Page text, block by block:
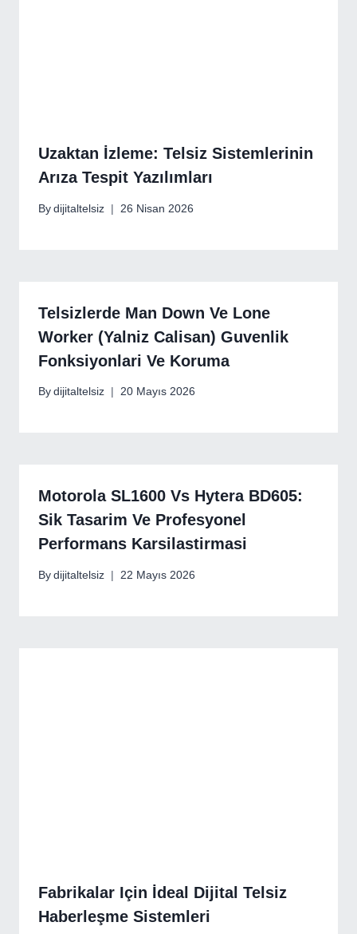
Uzaktan İzleme: Telsiz Sistemlerinin
Arıza Tespit Yazılımları
By dijitaltelsiz 26 Nisan 2026
Telsizlerde Man Down Ve Lone
Worker (Yalniz Calisan) Guvenlik
Fonksiyonlari Ve Koruma
By dijitaltelsiz 20 Mayıs 2026
Motorola SL1600 Vs Hytera BD605:
Sik Tasarim Ve Profesyonel
Performans Karsilastirmasi
By dijitaltelsiz 22 Mayıs 2026
Fabrikalar Için İdeal Dijital Telsiz
Haberleşme Sistemleri